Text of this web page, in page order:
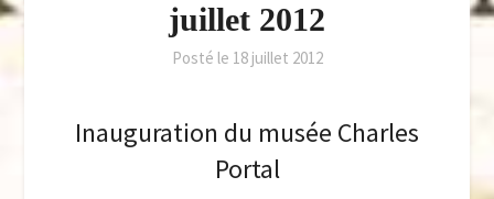
juillet 2012
Posté le 18 juillet 2012
Inauguration du musée Charles
Portal